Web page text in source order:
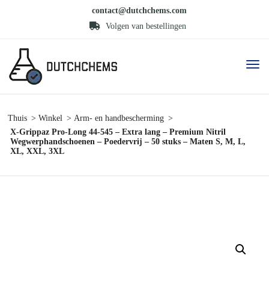
contact@dutchchems.com
Volgen van bestellingen
Thuis Winkel
Arm- en handbescherming
X-Grippaz Pro-Long 44-545 – Extra lang – Premium Nitril
Wegwerphandschoenen – Poedervrij – 50 stuks – Maten S, M, L,
XL, XXL, 3XL